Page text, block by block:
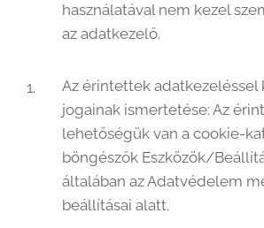
használatával nem kezel
az adatkezelő.
Az érintettek adatkezeléssel
jogainak ismertetése: Az
lehetőségük van a cookie-
böngészők Eszközök/
általában az Adatvédelem
beállításai alatt.